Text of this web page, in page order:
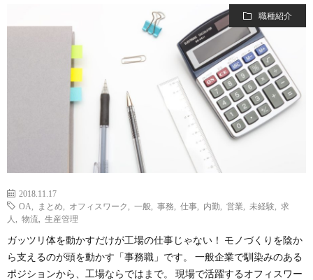
職種紹介
2018.11.17
OA
まとめ オフィスワーク 一般 事務 仕事 内勤 営業 未経験
求
人
物流 生産管理
ガッツリ体を動かすだけが工場の仕事じゃない！ モノづくりを陰か
ら支えるのが頭を動かす「事務職」です。 一般企業で馴染みのある
ポジションから、工場ならではまで。 現場で活躍するオフィスワー